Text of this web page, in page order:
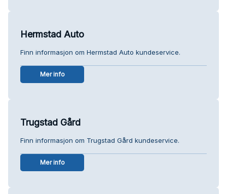
Hermstad Auto
Finn informasjon om Hermstad Auto kundeservice.
Mer info
Trugstad Gård
Finn informasjon om Trugstad Gård kundeservice.
Mer info